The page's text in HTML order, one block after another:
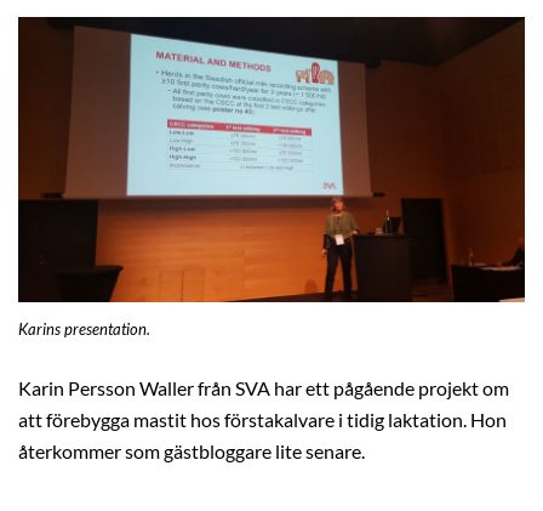
Karins presentation.
Karin Persson Waller från SVA har ett pågående projekt om
att förebygga mastit hos förstakalvare i tidig laktation. Hon
återkommer som gästbloggare lite senare.